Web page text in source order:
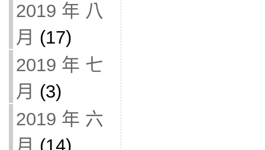
2019 年 八
月 (17)
2019 年 七
月 (3)
2019 年 六
月 (14)